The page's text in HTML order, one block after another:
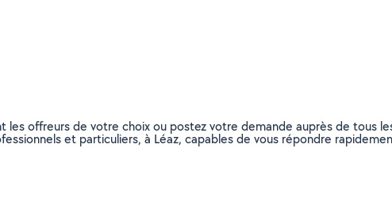
les offreurs de votre choix ou postez votre demande auprès de tous
et particuliers, à Léaz, capables de vous répondre